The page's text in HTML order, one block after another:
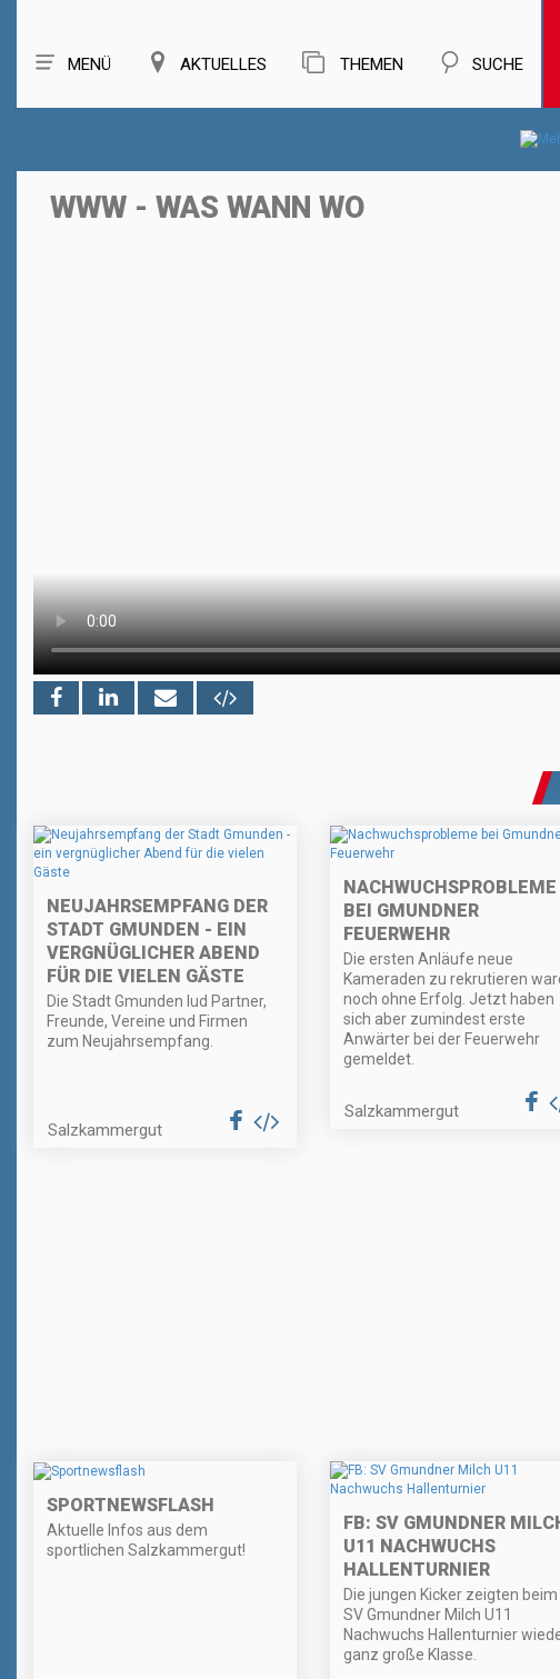
MENÜ AKTUELLES THEMEN SUCHE
WWW - WAS WANN WO
NEUJAHRSEMPFANG DER
STADT GMUNDEN - EIN
VERGNÜGLICHER ABEND
FÜR DIE VIELEN GÄSTE
Die Stadt Gmunden lud Partner,
Freunde, Vereine und Firmen
zum Neujahrsempfang.
Salzkammergut
NACHWUCHSPROBLEME
BEI GMUNDNER
FEUERWEHR
Die ersten Anläufe neue
Kameraden zu rekrutieren
noch ohne Erfolg. Jetzt haben
sich aber zumindest erste
Anwärter bei der Feuerwehr
gemeldet.
Salzkammergut
SPORTNEWSFLASH
Aktuelle Infos aus dem
sportlichen Salzkammergut!
FB: SV GMUNDNER
U11 NACHWUCHS
HALLENTURNIER
Die jungen Kicker zeigten beim
SV Gmundner Milch U11
Nachwuchs Hallenturnier
ganz große Klasse.